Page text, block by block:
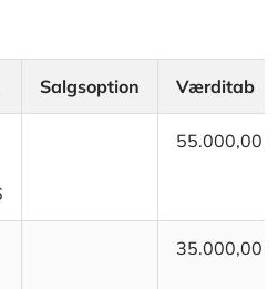
Salgsoption Værditab
55.000,00
35.000,00